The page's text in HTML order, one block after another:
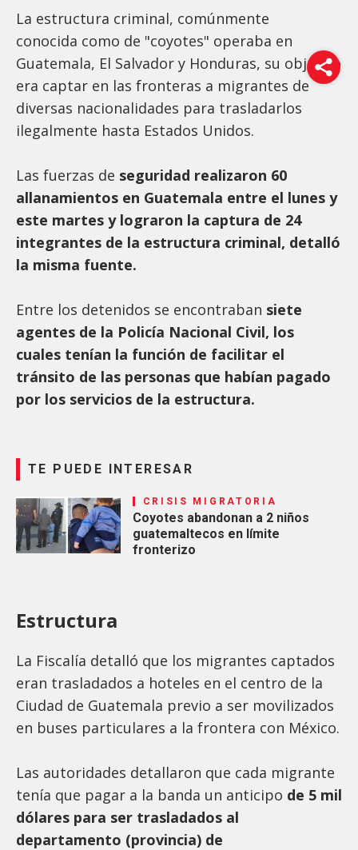
La estructura criminal, comúnmente
conocida como de "coyotes" operaba en
Guatemala, El Salvador y Honduras, su objetivo
era captar en las fronteras a migrantes de
diversas nacionalidades para trasladarlos
ilegalmente hasta Estados Unidos.
Las fuerzas de seguridad realizaron 60
allanamientos en Guatemala entre el lunes y
este martes y lograron la captura de 24
integrantes de la estructura criminal, detalló
la misma fuente.
Entre los detenidos se encontraban siete
agentes de la Policía Nacional Civil, los
cuales tenían la función de facilitar el
tránsito de las personas que habían pagado
por los servicios de la estructura.
TE PUEDE INTERESAR
CRISIS MIGRATORIA
Coyotes abandonan a 2 niños
guatemaltecos en límite
fronterizo
Estructura
La Fiscalía detalló que los migrantes captados
eran trasladados a hoteles en el centro de la
Ciudad de Guatemala previo a ser movilizados
en buses particulares a la frontera con México.
Las autoridades detallaron que cada migrante
tenía que pagar a la banda un anticipo de 5 mil
dólares para ser trasladados al
departamento (provincia) de